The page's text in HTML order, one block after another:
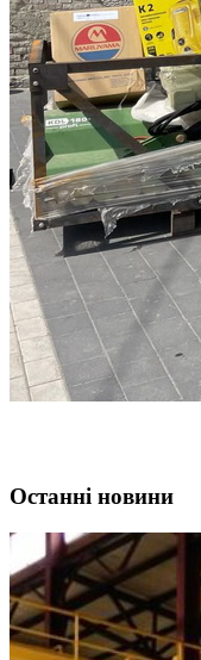
Останні новини